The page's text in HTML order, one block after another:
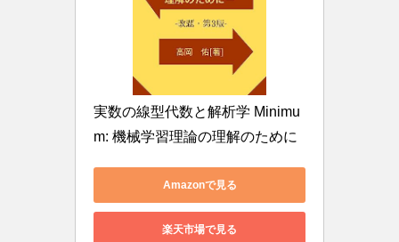
実数の線型代数と解析学 Minimu
m: 機械学習理論の理解のために
Amazonで見る
楽天市場で見る